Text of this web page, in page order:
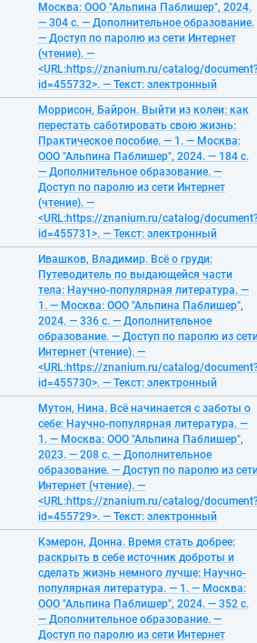
Москва: ООО "Альпина Паблишер", 2024.
— 304 с. — Дополнительное образование.
— Доступ по паролю из сети Интернет
(чтение). —
<URL:https://znanium.ru/catalog/
id=455732>. — Текст: электронный
Моррисон, Байрон. Выйти из колеи: как
перестать саботировать свою жизнь:
Практическое пособие. — 1. — Москва:
ООО "Альпина Паблишер", 2024. — 184 с.
— Дополнительное образование. —
Доступ по паролю из сети Интернет
(чтение). —
<URL:https://znanium.ru/catalog/
id=455731>. — Текст: электронный
Ивашков, Владимир. Всё о груди:
Путеводитель по выдающейся части
тела: Научно-популярная литература. —
1. — Москва: ООО "Альпина Паблишер",
2024. — 336 с. — Дополнительное
образование. — Доступ по паролю из
Интернет (чтение). —
<URL:https://znanium.ru/catalog/
id=455730>. — Текст: электронный
Мутон, Нина. Всё начинается с заботы о
себе: Научно-популярная литература. —
1. — Москва: ООО "Альпина Паблишер",
2023. — 208 с. — Дополнительное
образование. — Доступ по паролю из
Интернет (чтение). —
<URL:https://znanium.ru/catalog/
id=455729>. — Текст: электронный
Кэмерон, Донна. Время стать добрее:
раскрыть в себе источник доброты и
сделать жизнь немного лучше: Научно-
популярная литература. — 1. — Москва:
ООО "Альпина Паблишер", 2024. — 352 с.
— Дополнительное образование. —
Доступ по паролю из сети Интернет